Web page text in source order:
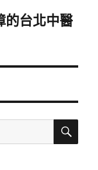
的台北中醫
搜